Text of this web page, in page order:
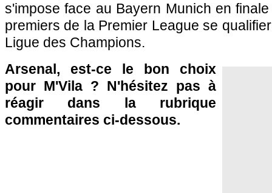
s'impose face au Bayern Munich en
premiers de la Premier League se
Ligue des Champions.
Arsenal, est-ce le bon choix
pour M'Vila ? N'hésitez pas à
réagir dans la rubrique
commentaires ci-dessous.